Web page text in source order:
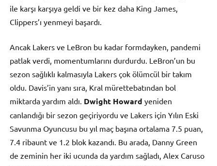
ile karşı karşıya geldi ve bir kez daha King James,
Clippers’ı yenmeyi başardı.
Ancak Lakers ve LeBron bu kadar formdayken, pandemi
patlak verdi, momentumlarını durdurdu. LeBron’un bu
sezon sağlıklı kalmasıyla Lakers çok ölümcül bir takım
oldu. Davis’in yanı sıra, Kral mürettebatından bol
miktarda yardım aldı. Dwight Howard yeniden
canlandığı bir sezon geçiriyordu ve Lakers için Yılın Eski
Savunma Oyuncusu bu yıl maç başına ortalama 7.5 puan,
7.4 ribaunt ve 1.2 blok kazandı. Bu arada, Danny Green
de zeminin her iki ucunda da yardım sağladı, Alex Caruso